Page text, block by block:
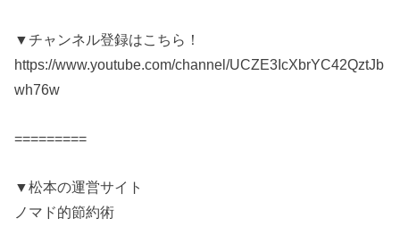
▼チャンネル登録はこちら！
https://www.youtube.com/channel/UCZE3IcXbrYC42QztJb
wh76w
=========
▼松本の運営サイト
ノマド的節約術